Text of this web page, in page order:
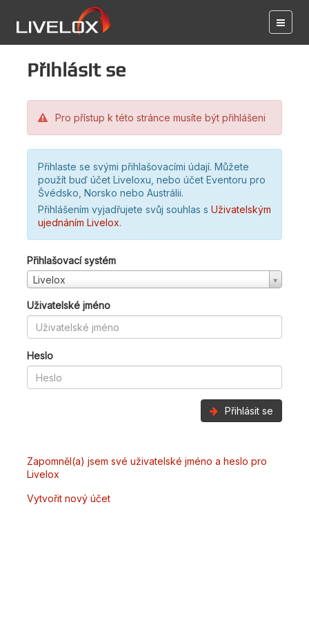
Přihlásit se
Pro přístup k této stránce musíte být přihlášeni
Přihlaste se svými přihlašovacími údají. Můžete
použít buď účet Liveloxu, nebo účet Eventoru pro
Švédsko, Norsko nebo Austrálii.
Přihlášením vyjadřujete svůj souhlas s Uživatelským
ujednáním Livelox.
Přihlašovací systém
Livelox
Uživatelské jméno
Heslo
Přihlásit se
Zapomněl(a) jsem své uživatelské jméno a heslo pro
Livelox
Vytvořit nový účet